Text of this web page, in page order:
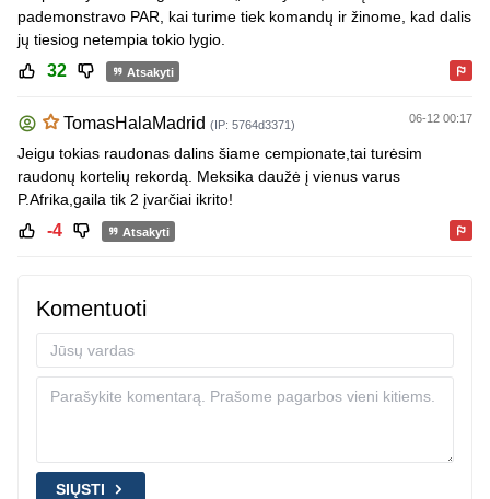
pademonstravo PAR, kai turime tiek komandų ir žinome, kad dalis
jų tiesiog netempia tokio lygio.
32 Atsakyti
TomasHalaMadrid (IP: 5764d3371) 06-12 00:17
Jeigu tokias raudonas dalins šiame cempionate,tai turėsim
raudonų kortelių rekordą. Meksika daužė į vienus varus
P.Afrika,gaila tik 2 įvarčiai ikrito!
-4 Atsakyti
Komentuoti
SIŲSTI